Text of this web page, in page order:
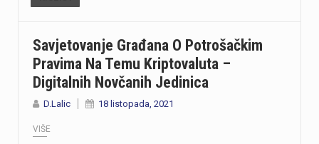
Savjetovanje Građana O Potrošačkim
Pravima Na Temu Kriptovaluta –
Digitalnih Novčanih Jedinica
D.Lalic 18 listopada, 2021
VIŠE